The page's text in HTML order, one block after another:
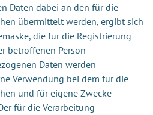
Daten dabei an den für die
übermittelt werden, ergibt sich
die für die Registrierung
betroffenen Person
Daten werden
Verwendung bei dem für die
und für eigene Zwecke
für die Verarbeitung